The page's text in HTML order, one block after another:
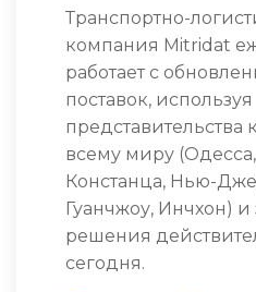
Транспортно-
компания Mitridat
работает с
поставок, используя
всему миру
Констанца, Нью-
Гуанчжоу, Инчхон) и
решения
сегодня.